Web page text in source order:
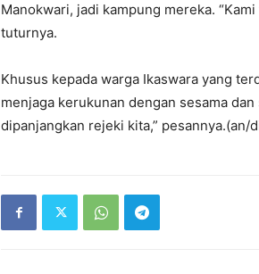
Manokwari, jadi kampung mereka.
tuturnya.
Khusus kepada warga Ikaswara yang
menjaga kerukunan dengan sesama
dipanjangkan rejeki kita,” pesannya.(an/